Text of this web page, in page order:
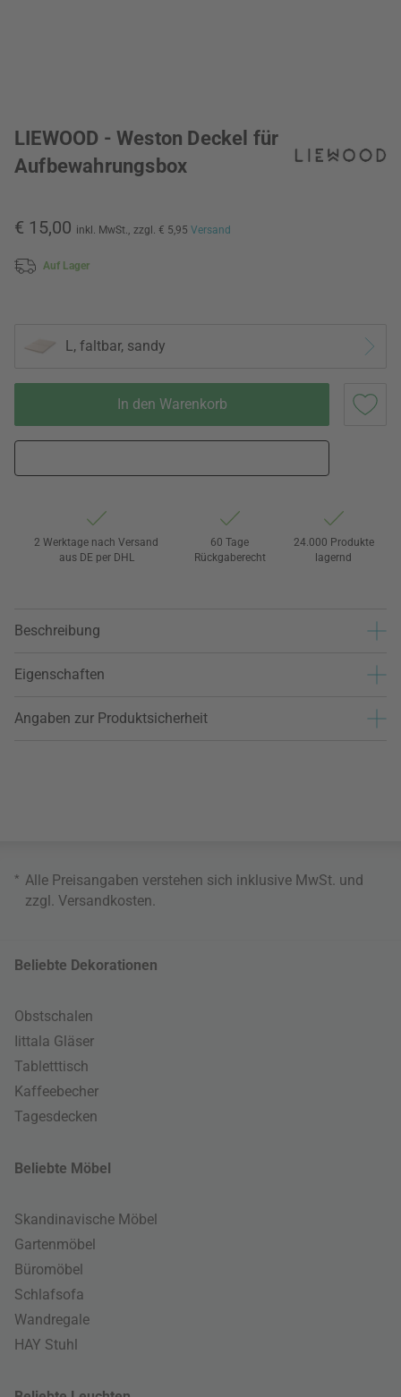
LIEWOOD - Weston Deckel für
Aufbewahrungsbox
€ 15,00 inkl. MwSt., zzgl. € 5,95 Versand
Auf Lager
L, faltbar, sandy
In den Warenkorb
2 Werktage nach Versand
aus DE per DHL
60 Tage
Rückgaberecht
24.000 Produkte
lagernd
Beschreibung
Eigenschaften
Angaben zur Produktsicherheit
* Alle Preisangaben verstehen sich inklusive MwSt. und
zzgl. Versandkosten
Beliebte Dekorationen
Obstschalen
Iittala Gläser
Tabletttisch
Kaffeebecher
Tagesdecken
Beliebte Möbel
Skandinavische Möbel
Gartenmöbel
Büromöbel
Schlafsofa
Wandregale
HAY Stuhl